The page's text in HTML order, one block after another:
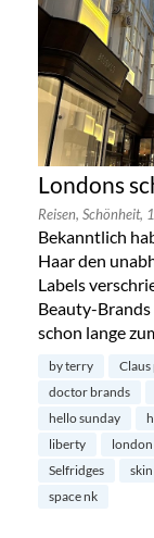
Londons
Reisen, Schönheit,
Bekanntlich
Haar den
Labels
Beauty-
schon lange
by terry
doctor brands
hello sunday
liberty
london
Selfridges
space nk